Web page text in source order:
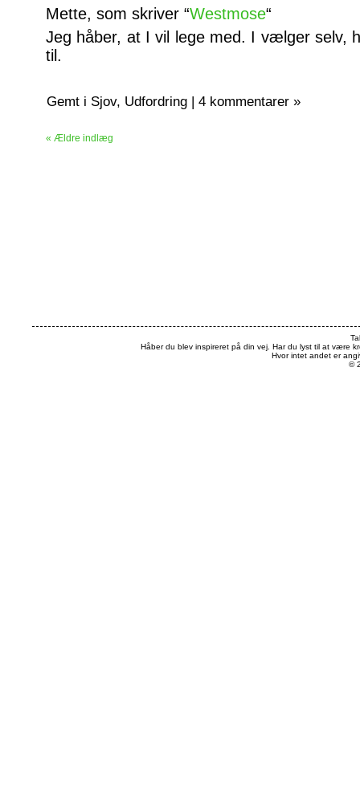
Mette, som skriver “Westmose“
Jeg håber, at I vil lege med. I vælger selv,
til.
Gemt i Sjov, Udfordring | 4 kommentarer »
« Ældre indlæg
Håber du blev inspireret på din vej. Har du lyst til at være
Hvor intet andet er
©